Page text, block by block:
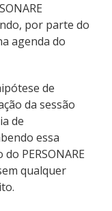
por parte do
agenda do
de
da sessão
de
essa
PERSONARE
qualquer